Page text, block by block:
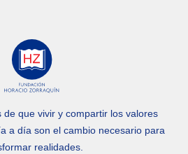
de que vivir y compartir los valores
a día son el cambio necesario para
realidades.